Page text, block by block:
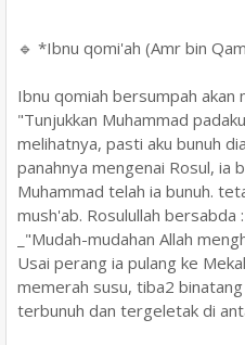
🔹 *Ibnu qomi'ah (Amr bin
Ibnu qomiah bersumpah akan
"Tunjukkan Muhammad
melihatnya, pasti aku bunuh
panahnya mengenai Rosul, ia
Muhammad telah ia bunuh.
mush'ab. Rosulullah bersabda :
_"Mudah-mudahan Allah
Usai perang ia pulang ke
memerah susu, tiba2
terbunuh dan tergeletak di